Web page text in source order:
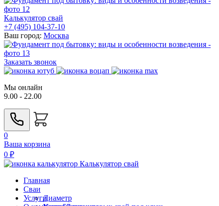
Калькулятор свай
+7 (495) 104-37-10
Ваш город: Москва
Заказать звонок
Мы онлайн
9.00 - 22.00
0
Ваша корзина
0 ₽
Калькулятор свай
Главная
Сваи
Диаметр
Услуги